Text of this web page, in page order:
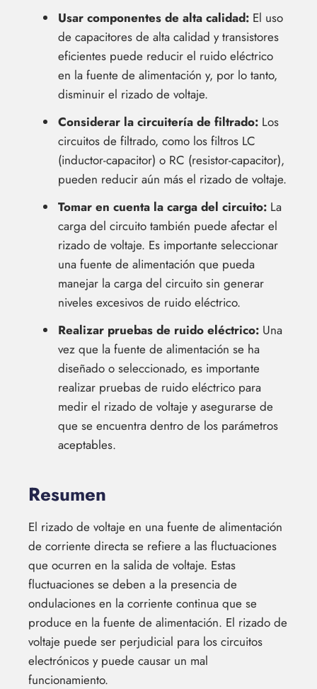
Usar componentes de alta calidad: El uso
de capacitores de alta calidad y transistores
eficientes puede reducir el ruido eléctrico
en la fuente de alimentación y, por lo tanto,
disminuir el rizado de voltaje.
Considerar la circuitería de filtrado: Los
circuitos de filtrado, como los filtros LC
(inductor-capacitor) o RC (resistor-capacitor),
pueden reducir aún más el rizado de voltaje.
Tomar en cuenta la carga del circuito: La
carga del circuito también puede afectar el
rizado de voltaje. Es importante seleccionar
una fuente de alimentación que pueda
manejar la carga del circuito sin generar
niveles excesivos de ruido eléctrico.
Realizar pruebas de ruido eléctrico: Una
vez que la fuente de alimentación se ha
diseñado o seleccionado, es importante
realizar pruebas de ruido eléctrico para
medir el rizado de voltaje y asegurarse de
que se encuentra dentro de los parámetros
aceptables.
Resumen
El rizado de voltaje en una fuente de alimentación
de corriente directa se refiere a las fluctuaciones
que ocurren en la salida de voltaje. Estas
fluctuaciones se deben a la presencia de
ondulaciones en la corriente continua que se
produce en la fuente de alimentación. El rizado de
voltaje puede ser perjudicial para los circuitos
electrónicos y puede causar un mal
funcionamiento.